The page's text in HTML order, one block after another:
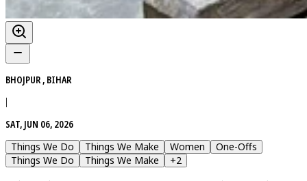
BHOJPUR , BIHAR
|
SAT, JUN 06, 2026
Things We Do
Things We Make Women
One-Offs
Things We Do
Things We Make +2